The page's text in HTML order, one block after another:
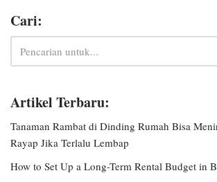
Cari:
Artikel Terbaru:
Tanaman Rambat di Dinding Rumah Bisa
Rayap Jika Terlalu Lembap
How to Set Up a Long-Term Rental Budget in